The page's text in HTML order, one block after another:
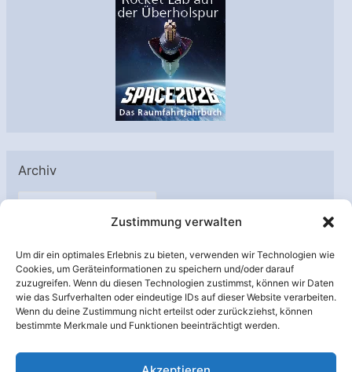
Zustimmung verwalten
Um dir ein optimales Erlebnis zu bieten, verwenden wir Technologien wie
Cookies, um Geräteinformationen zu speichern und/oder darauf
zuzugreifen. Wenn du diesen Technologien zustimmst, können wir Daten
wie das Surfverhalten oder eindeutige IDs auf dieser Website verarbeiten.
Wenn du deine Zustimmung nicht erteilst oder zurückziehst, können
bestimmte Merkmale und Funktionen beeinträchtigt werden.
Archiv
A
h
i
v
Unterstützt von: